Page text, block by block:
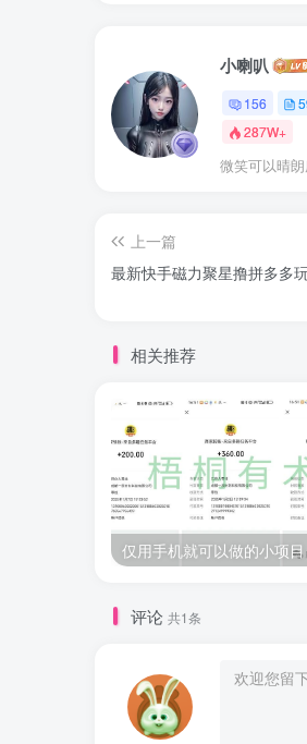
小喇叭
156
287W+
微笑可以晴
上一篇
最新快手磁力聚星撸拼多多
相关推荐
评论 共1条